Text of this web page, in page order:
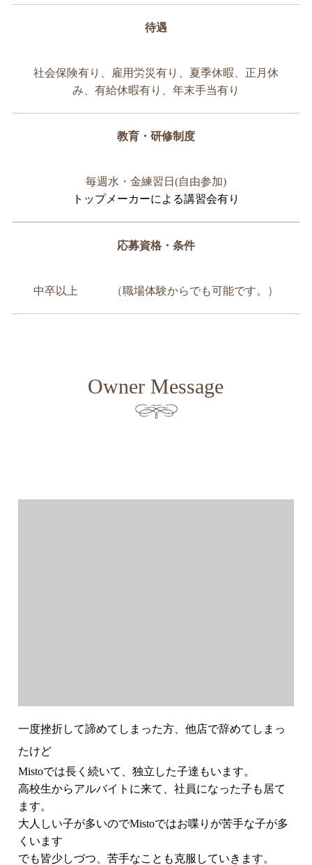
待遇
社会保険有り、雇用労災有り、夏季休暇、正月休
み、有給休暇有り、年末手当有り
教育・研修制度
毎週水・金練習日(自由参加)
トップメーカーによる講習会有り
応募資格・条件
中卒以上 （職場体験からでも可能です。）
Owner Message
一度挫折して諦めてしまった方、他店で辞めてしまっ
たけど
Mistoでは長く続いて、独立した子達もいます。
高校生からアルバイトに来て、社員になった子も居て
ます。
大人しい子が多いのでMistoではお喋りが苦手な子が多
くいます
でも皆少しづつ、苦手なことも克服していきます。